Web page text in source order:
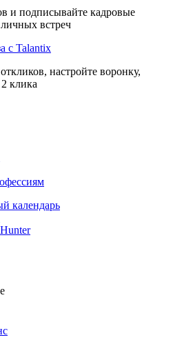
и подписывайте кадровые
встреч
с Talantix
настройте воронку,
клика
календарь